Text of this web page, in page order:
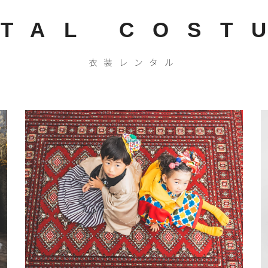
衣装レンタル